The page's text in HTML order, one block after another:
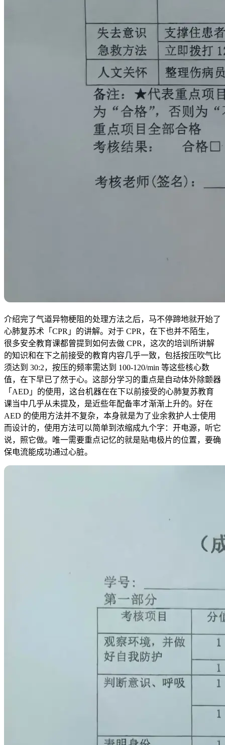
介绍完了气道异物梗阻的处理方法之后，马不停蹄地就开始了
心肺复苏术「CPR」的讲解。对于 CPR，在下也并不陌生，
很多安全教育课都曾提到如何去做 CPR，这次的培训所讲解
的知识和在下之前接受的教育内容几乎一致，包括按压吹气比
须达到 30:2，按压的频率需达到 100-120/min 等这些核心数
值，在下早已了然于心。这部分学习的重点是自动体外除颤器
「AED」的使用，这台机器在在下以前接受的心肺复苏教育
课当中几乎从未提及，是近些年配备率才渐渐上升的。好在
AED 的使用方法并不复杂，本身就是为了业余救护人士使用
而设计的，使用方法可以简单到浓缩成九个字：开电源，听它
说，照它做。唯一需要重点记忆的就是贴电极片的位置，要确
保电流能成功通过心脏。